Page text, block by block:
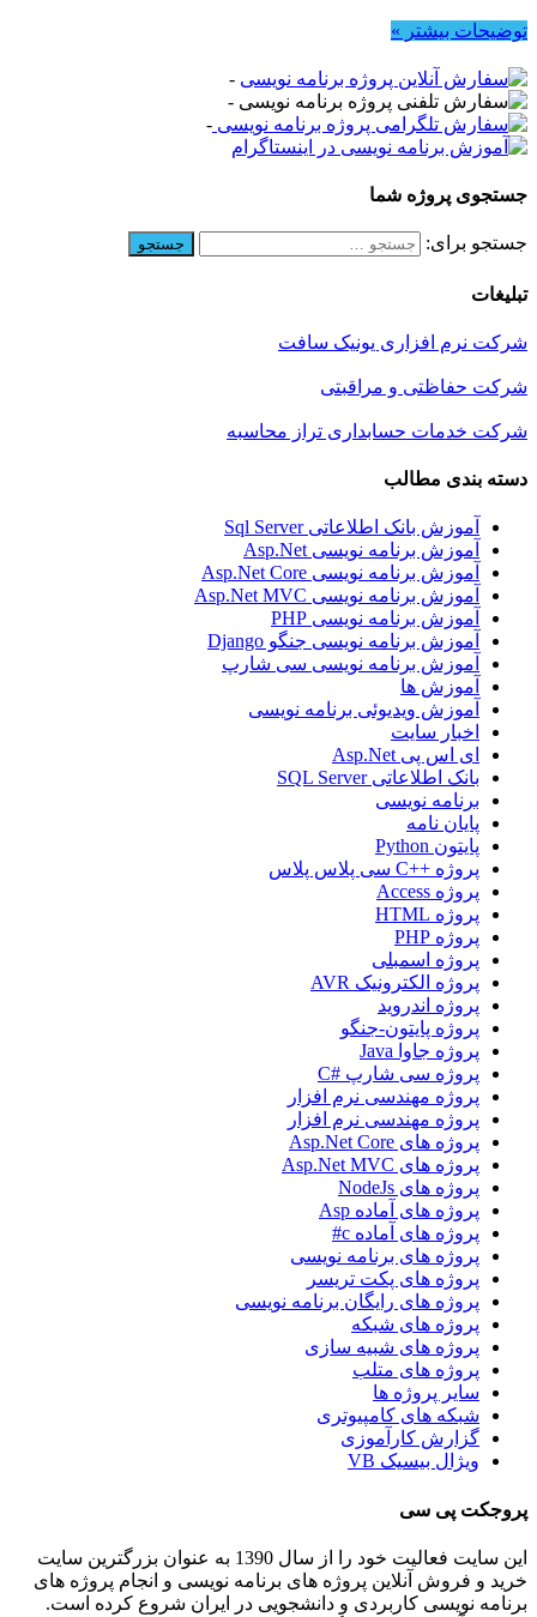
توضیحات بیشتر »
-
-
-
جستجوی پروژه شما
جستجو برای:
تبلیغات
شرکت نرم افزاری یونیک سافت
شرکت حفاظتی و مراقبتی
شرکت خدمات حسابداری تراز محاسبه
دسته بندی مطالب
آموزش بانک اطلاعاتی Sql Server
آموزش برنامه نویسی Asp.Net
آموزش برنامه نویسی Asp.Net Core
آموزش برنامه نویسی Asp.Net MVC
آموزش برنامه نویسی PHP
آموزش برنامه نویسی جنگو Django
آموزش برنامه نویسی سی شارپ
آموزش ها
آموزش ویدیوئی برنامه نویسی
اخبار سایت
ای اس پی Asp.Net
بانک اطلاعاتی SQL Server
برنامه نویسی
پایان نامه
پایتون Python
پروژه ++C سی پلاس پلاس
پروژه Access
پروژه HTML
پروژه PHP
پروژه اسمبلی
پروژه الکترونیک AVR
پروژه اندروید
پروژه پایتون-جنگو
پروژه جاوا Java
پروژه سی شارپ #C
پروژه مهندسی نرم افزار
پروژه مهندسی نرم افزار
پروژه های Asp.Net Core
پروژه های Asp.Net MVC
پروژه های NodeJs
پروژه های آماده Asp
پروژه های آماده c#
پروژه های برنامه نویسی
پروژه های پکت تریسر
پروژه های رایگان برنامه نویسی
پروژه های شبکه
پروژه های شبیه سازی
پروژه های متلب
سایر پروژه ها
شبکه های کامپیوتری
گزارش کارآموزی
ویژال بیسیک VB
پروجکت پی سی
این سایت فعالیت خود را از سال 1390 به عنوان بزرگترین سایت
خرید و فروش آنلاین پروژه های برنامه نویسی و انجام پروژه های
برنامه نویسی کاربردی و دانشجویی در ایران شروع کرده است.